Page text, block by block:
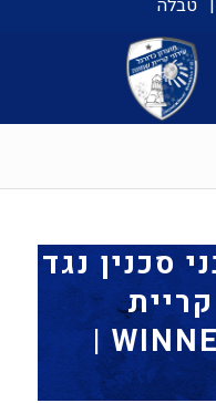
טבלה
סכנין נגד
שמונה – ליגת WINNER |